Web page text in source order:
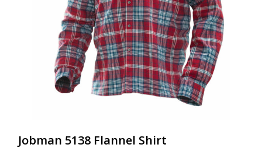
Jobman 5138 Flannel Shirt